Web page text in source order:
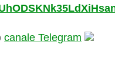
canale Telegram